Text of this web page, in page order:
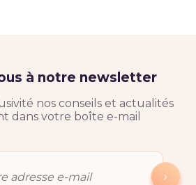
à notre newsletter
nos conseils et actualités
dans votre boîte e-mail